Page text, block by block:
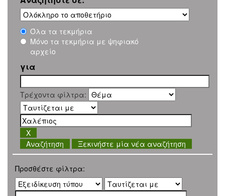
Όλα τα τεκμήρια
Μόνο τα τεκμήρια με ψηφιακό
αρχείο
για
Τρέχοντα φίλτρα:
Ξεκινήστε μία νέα αναζήτηση
Προσθέστε φίλτρα: